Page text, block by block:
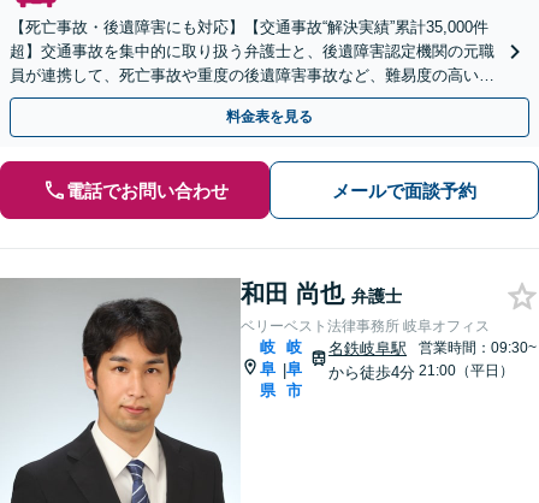
【死亡事故・後遺障害にも対応】【交通事故“解決実績”累計35,000件
超】交通事故を集中的に取り扱う弁護士と、後遺障害認定機関の元職
員が連携して、死亡事故や重度の後遺障害事故など、難易度の高い事
案についても対応させていただきます。
料金表を見る
電話でお問い合わせ メールで面談予約
和田 尚也 弁護士
ベリーベスト法律事務所 岐阜オフィス
岐
阜
県
|
岐
阜
市
名鉄岐阜駅
から徒歩4分
営業時間：09:30~
21:00（平日）